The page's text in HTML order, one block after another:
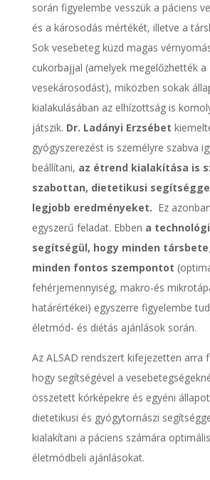
során figyelembe vesszük a páciens
és a károsodás mértékét, illetve a
Sok vesebeteg küzd magas
cukorbajjal (amelyek megelőzhették a
vesekárosodást), miközben sokak
kialakulásában az elhízottság is
játszik. Dr. Ladányi Erzsébet
gyógyszerezést is személyre szabva
beállítani, az étrend kialakítása is
szabottan, dietetikusi
legjobb eredményeket. Ez
egyszerű feladat. Ebben a
segítségül, hogy minden
minden fontos szempontot
fehérjemennyiség, makro-és
határértékei) egyszerre figyelembe
életmód- és diétás ajánlások során.
Az ALSAD rendszert kifejezetten arra
hogy segítségével a
összetett kórképekre és egyéni
dietetikusi és gyógytornászi
kialakítani a páciens számára
életmódbeli ajánlásokat.